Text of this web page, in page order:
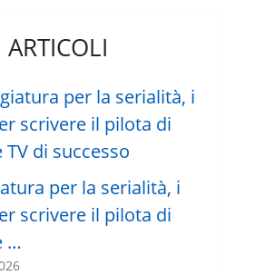
per la serialità, i
scrivere il pilota di
…